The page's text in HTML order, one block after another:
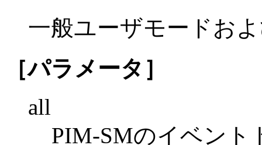
一般ユーザモードお
［パラメータ］
all
PIM-SMのイベント